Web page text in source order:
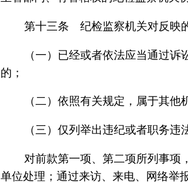
第十三条 纪检监察机关对反映
（一）已经或者依法应当通过
的；
（二）依照有关规定，属于其他
（三）仅列举出违纪或者职务违
对前款第一项、第二项所列事项
单位处理；通过来访、来电、网络举